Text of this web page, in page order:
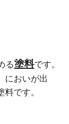
る塗料です。
出
です。